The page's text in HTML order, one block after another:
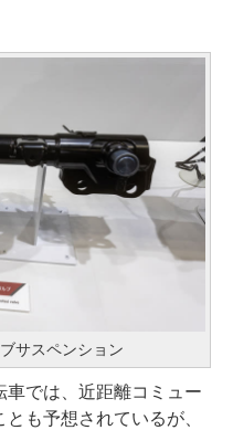
サスペンション
では、近距離コミュー
も予想されているが、